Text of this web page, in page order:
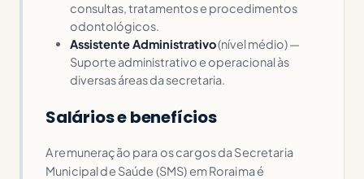
consultas, tratamentos e procedimentos
odontológicos.
Assistente Administrativo(nível médio) —
Suporte administrativo e operacional às
diversas áreas da secretaria.
Salários e benefícios
A remuneração para os cargos da Secretaria
Municipal de Saúde (SMS) em Roraima é